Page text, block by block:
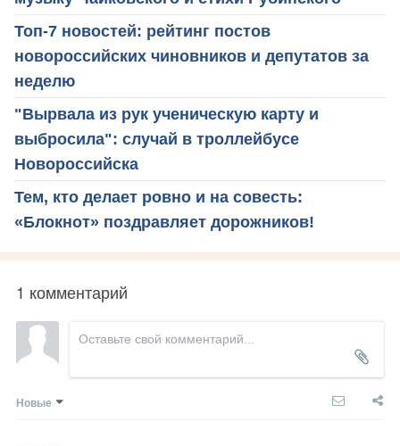
Топ-7 новостей: рейтинг постов
новороссийских чиновников и депутатов за
неделю
"Вырвала из рук ученическую карту и
выбросила": случай в троллейбусе
Новороссийска
Тем, кто делает ровно и на совесть:
«Блокнот» поздравляет дорожников!
1 комментарий
Новые